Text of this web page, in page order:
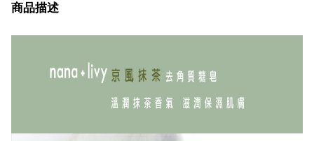
商品描述